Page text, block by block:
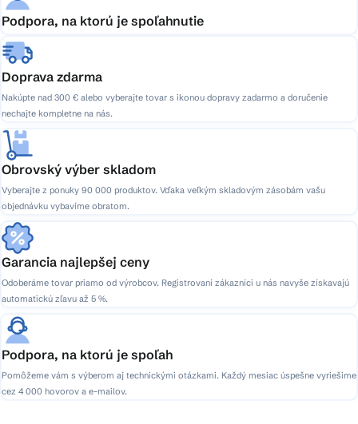
Podpora, na ktorú je spoľahnutie
Doprava zdarma
Nakúpte nad 300 € alebo vyberajte tovar s ikonou dopravy zadarmo a doručenie
nechajte kompletne na nás.
Obrovský výber skladom
Vyberajte z ponuky 90 000 produktov. Vďaka veľkým skladovým zásobám vašu
objednávku vybavíme obratom.
Garancia najlepšej ceny
Odoberáme tovar priamo od výrobcov. Registrovaní zákazníci u nás navyše získavajú
automatickú zľavu až 5 %.
Podpora, na ktorú je spoľah
Pomôžeme vám s výberom aj technickými otázkami. Každý mesiac úspešne vyriešime
cez 4 000 hovorov a e-mailov.